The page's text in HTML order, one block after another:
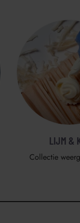
LIJM &
Collectie